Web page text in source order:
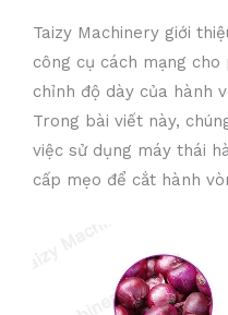
Taizy Machinery giới
công cụ cách mạng
chỉnh độ dày của hành
Trong bài viết này,
việc sử dụng máy thái
cấp mẹo để cắt hành